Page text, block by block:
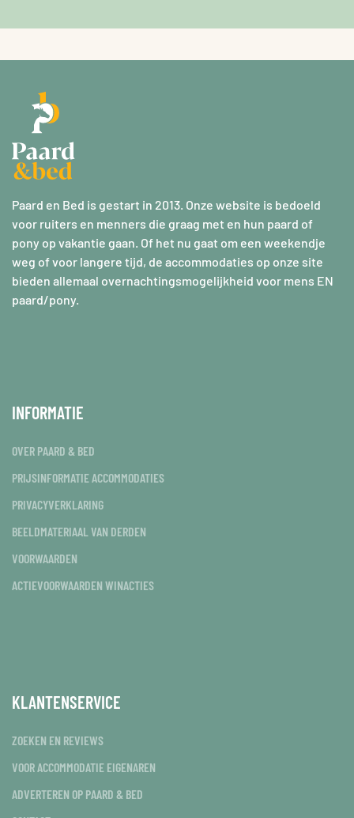
Paard en Bed is gestart in 2013. Onze website is bedoeld
voor ruiters en menners die graag met en hun paard of
pony op vakantie gaan. Of het nu gaat om een weekendje
weg of voor langere tijd, de accommodaties op onze site
bieden allemaal overnachtingsmogelijkheid voor mens EN
paard/pony.
INFORMATIE
OVER PAARD & BED
PRIJSINFORMATIE ACCOMMODATIES
PRIVACYVERKLARING
BEELDMATERIAAL VAN DERDEN
VOORWAARDEN
ACTIEVOORWAARDEN WINACTIES
KLANTENSERVICE
ZOEKEN EN REVIEWS
VOOR ACCOMMODATIE EIGENAREN
ADVERTEREN OP PAARD & BED